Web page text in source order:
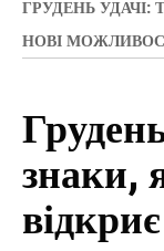
ГРУДЕНЬ УДАЧІ:
НОВІ
знаки,